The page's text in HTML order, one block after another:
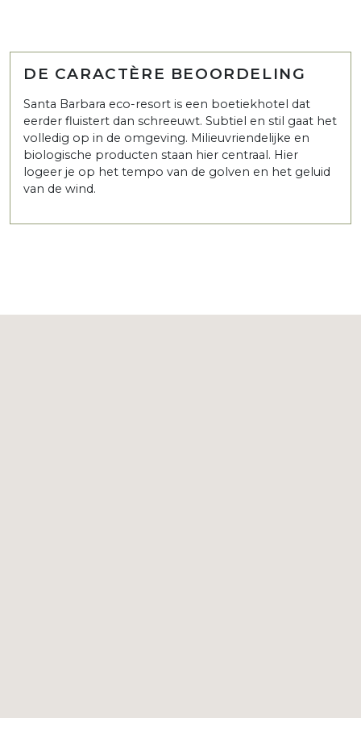
DE CARACTÈRE BEOORDELING
Santa Barbara eco-resort is een boetiekhotel dat
eerder fluistert dan schreeuwt. Subtiel en stil gaat het
volledig op in de omgeving. Milieuvriendelijke en
biologische producten staan hier centraal. Hier
logeer je op het tempo van de golven en het geluid
van de wind.